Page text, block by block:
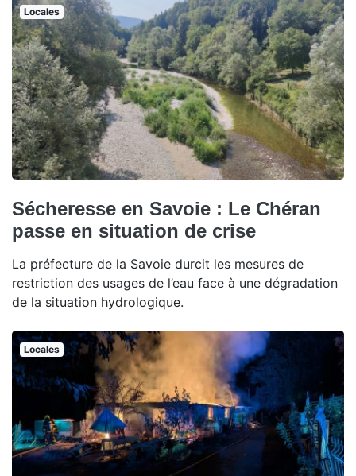
Locales
Sécheresse en Savoie : Le Chéran
passe en situation de crise
La préfecture de la Savoie durcit les mesures de
restriction des usages de l’eau face à une dégradation
de la situation hydrologique.
Locales